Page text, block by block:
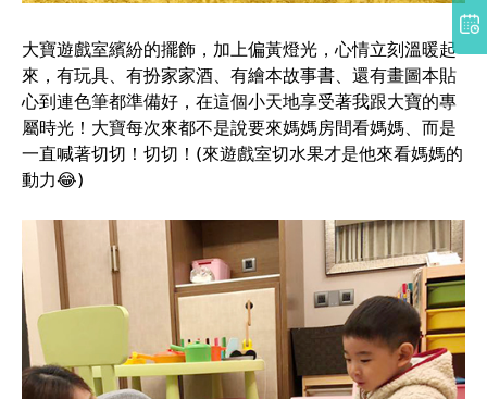
遊
戲
室
大寶遊戲室繽紛的擺飾，加上偏黃燈光，心情立刻溫暖起
來，有玩具、有扮家家酒、有繪本故事書、還有畫圖本貼
心到連色筆都準備好，在這個小天地享受著我跟大寶的專
屬時光！大寶每次來都不是說要來媽媽房間看媽媽、而是
一直喊著切切！切切！(來遊戲室切水果才是他來看媽媽的
動力😂)
英
倫
產
後